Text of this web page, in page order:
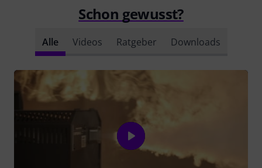
Schon gewusst?
Alle Videos Ratgeber Downloads